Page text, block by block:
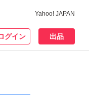
Yahoo! JAPAN
グイン 出品